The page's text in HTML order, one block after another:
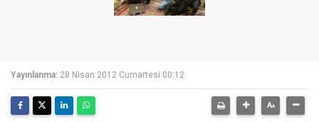
Yayınlanma: 28 Nisan 2012 Cumartesi 00:12